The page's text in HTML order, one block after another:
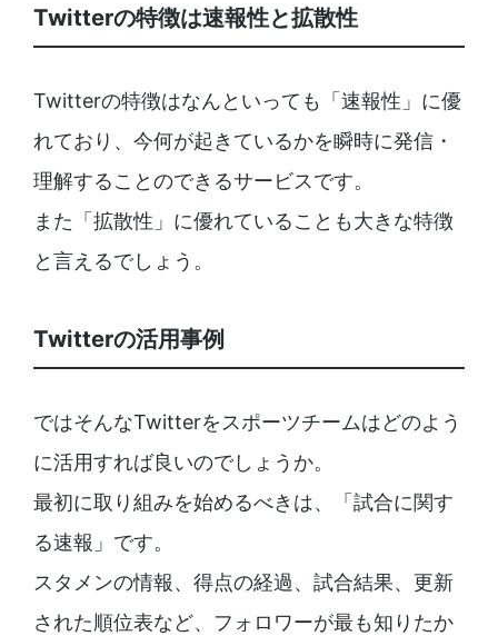
Twitterの特徴は速報性と拡散性
Twitterの特徴はなんといっても「速報性」に優
れており、今何が起きているかを瞬時に発信・
理解することのできるサービスです。
また「拡散性」に優れていることも大きな特徴
と言えるでしょう。
Twitterの活用事例
ではそんなTwitterをスポーツチームはどのよう
に活用すれば良いのでしょうか。
最初に取り組みを始めるべきは、「試合に関す
る速報」です。
スタメンの情報、得点の経過、試合結果、更新
された順位表など、フォロワーが最も知りたか